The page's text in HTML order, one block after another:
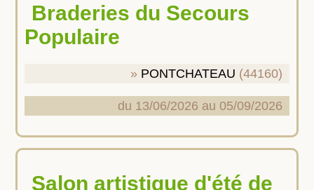
Braderies du Secours
Populaire
PONTCHATEAU (44160)
du 13/06/2026 au 05/09/2026
Salon artistique d'été de